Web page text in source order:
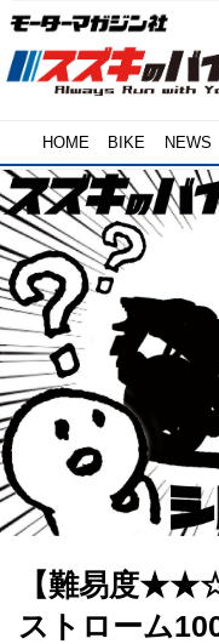
HOME BIKE NEWS
【難易度
ストローム